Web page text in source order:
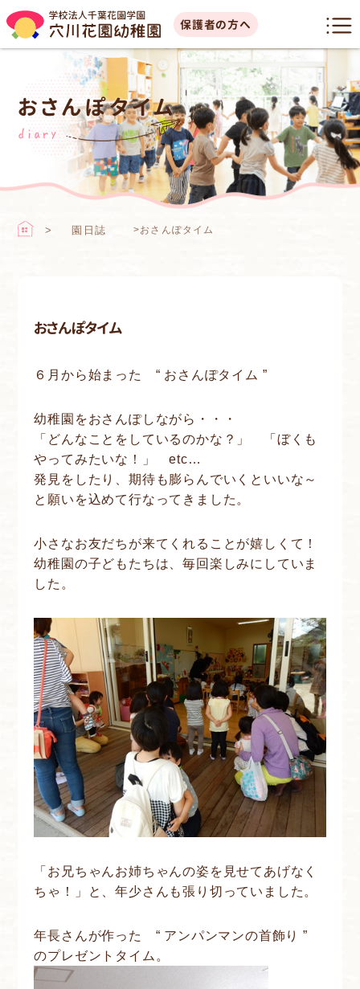
保護者の方へ
おさんぽタイム
diary
園日誌 >おさんぽタイム
おさんぽタイム
６月から始まった “ おさんぽタイム ”
幼稚園をおさんぽしながら・・・
「どんなことをしているのかな？」 「ぼくも
やってみたいな！」 etc…
発見をしたり、期待も膨らんでいくといいな～
と願いを込めて行なってきました。
小さなお友だちが来てくれることが嬉しくて！
幼稚園の子どもたちは、毎回楽しみにしていま
した。
「お兄ちゃんお姉ちゃんの姿を見せてあげなく
ちゃ！」と、年少さんも張り切っていました。
年長さんが作った “ アンパンマンの首飾り ”
のプレゼントタイム。